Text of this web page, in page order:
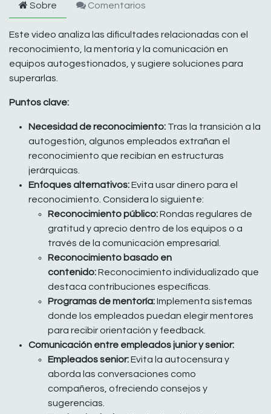
Sobre Comentarios
Este video analiza las dificultades relacionadas con el
reconocimiento, la mentoría y la comunicación en
equipos autogestionados, y sugiere soluciones para
superarlas.
Puntos clave:
Necesidad de reconocimiento: Tras la transición a la
autogestión, algunos empleados extrañan el
reconocimiento que recibían en estructuras
jerárquicas.
Enfoques alternativos:Evita usar dinero para el
reconocimiento. Considera lo siguiente:
Reconocimiento público:Rondas regulares de
gratitud y aprecio dentro de los equipos o a
través de la comunicación empresarial.
Reconocimiento basado en
contenido:Reconocimiento individualizado que
destaca contribuciones específicas.
Programas de mentoría:Implementa sistemas
donde los empleados puedan elegir mentores
para recibir orientación y feedback.
Comunicación entre empleados junior y senior:
Empleados senior:Evita la autocensura y
aborda las conversaciones como
compañeros, ofreciendo consejos y
sugerencias.